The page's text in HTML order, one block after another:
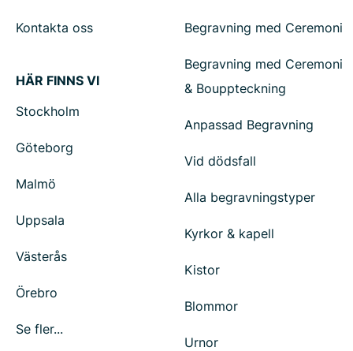
Kontakta oss
HÄR FINNS VI
Stockholm
Göteborg
Malmö
Uppsala
Västerås
Örebro
Se fler...
Begravning med Ceremoni
Begravning med Ceremoni
& Bouppteckning
Anpassad Begravning
Vid dödsfall
Alla begravningstyper
Kyrkor & kapell
Kistor
Blommor
Urnor